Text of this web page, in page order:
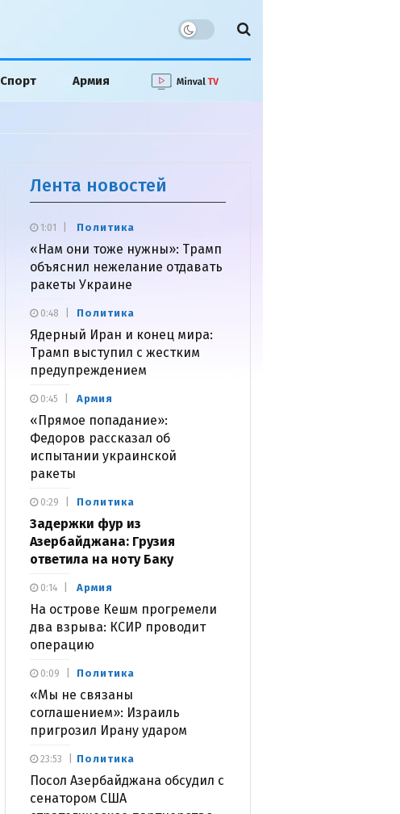
Спорт Армия
Лента новостей
Политика
«Нам они тоже нужны»: Трамп
объяснил нежелание отдавать
ракеты Украине
1:01
Политика
Ядерный Иран и конец мира:
Трамп выступил с жестким
предупреждением
0:48
Армия
«Прямое попадание»:
Федоров рассказал об
испытании украинской
ракеты
0:45
Политика
Задержки фур из
Азербайджана: Грузия
ответила на ноту Баку
0:29
Армия
На острове Кешм прогремели
два взрыва: КСИР проводит
операцию
0:14
Политика
«Мы не связаны
соглашением»: Израиль
пригрозил Ирану ударом
0:09
Политика
Посол Азербайджана обсудил с
сенатором США
23:53